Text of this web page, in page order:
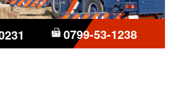
0799-53-1238